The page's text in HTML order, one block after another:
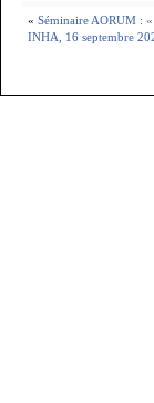
« Séminaire AORUM :
INHA, 16 septembre